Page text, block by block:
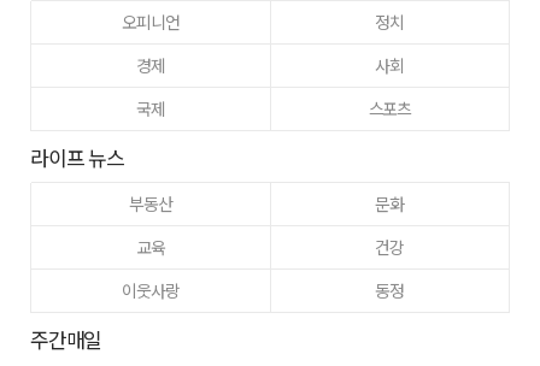
오피니언
정치
경제
사회
국제
스포츠
라이프 뉴스
부동산
문화
교육
건강
이웃사랑
동정
주간매일